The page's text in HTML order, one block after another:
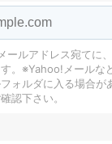
ールアドレス宛てに
。 ※Yahoo!メールな
ォルダに入る場合が
認下さい。